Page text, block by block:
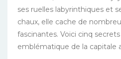
ses ruelles labyrinthiques et
chaux, elle cache de
fascinantes. Voici cinq
emblématique de la capitale